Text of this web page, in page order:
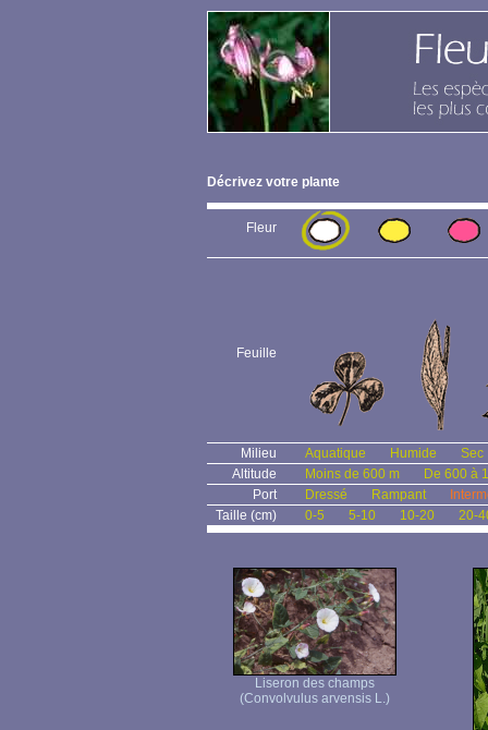
Décrivez votre plante
Fleur
Feuille
Milieu Aquatique Humide
Sec
Altitude
Moins de 600 m
De 600 à
Port
Dressé Rampant
Taille (cm)
0-5 5-10 10-20 20-
Liseron des champs
(Convolvulus arvensis L.)